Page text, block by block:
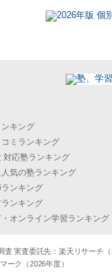
キング
ミランキング
対応塾ランキング
気の塾ランキング
ンキング
ンキング
オンライン学習ランキング
実査委託先：楽天リサーチ
ーク（2026年度）